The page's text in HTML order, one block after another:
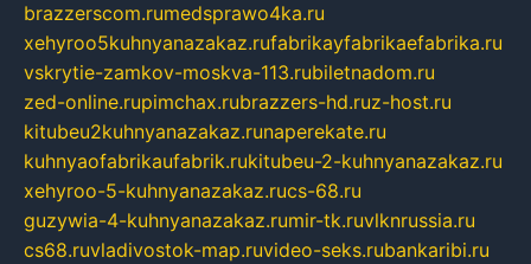
brazzerscom.rumedsprawo4ka.ru
xehyroo5kuhnyanazakaz.rufabrikayfabrikaefabrika.ru
vskrytie-zamkov-moskva-113.rubiletnadom.ru
zed-online.rupimchax.rubrazzers-hd.ruz-host.ru
kitubeu2kuhnyanazakaz.runaperekate.ru
kuhnyaofabrikaufabrik.rukitubeu-2-kuhnyanazakaz.ru
xehyroo-5-kuhnyanazakaz.rucs-68.ru
guzywia-4-kuhnyanazakaz.rumir-tk.ruvlknrussia.ru
cs68.ruvladivostok-map.ruvideo-seks.rubankaribi.ru